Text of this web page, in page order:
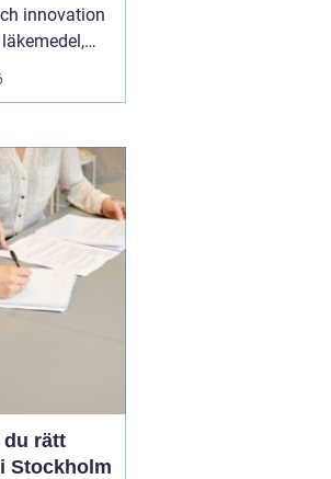
innovation
och
rätt
Projekt
avslutas,
du rätt
Stockholm